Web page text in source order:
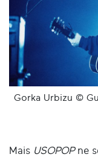
Gorka Urbizu ©
Mais USOPOPne